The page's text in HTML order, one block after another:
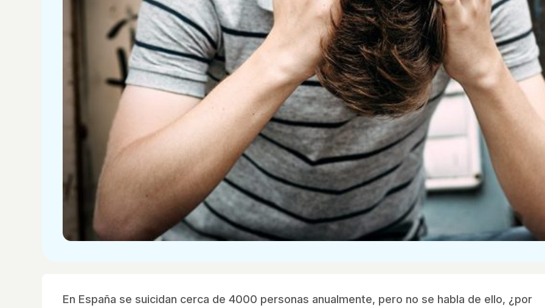
En España se suicidan cerca de 4000 personas anualmente, pero no se habla de ello, ¿por